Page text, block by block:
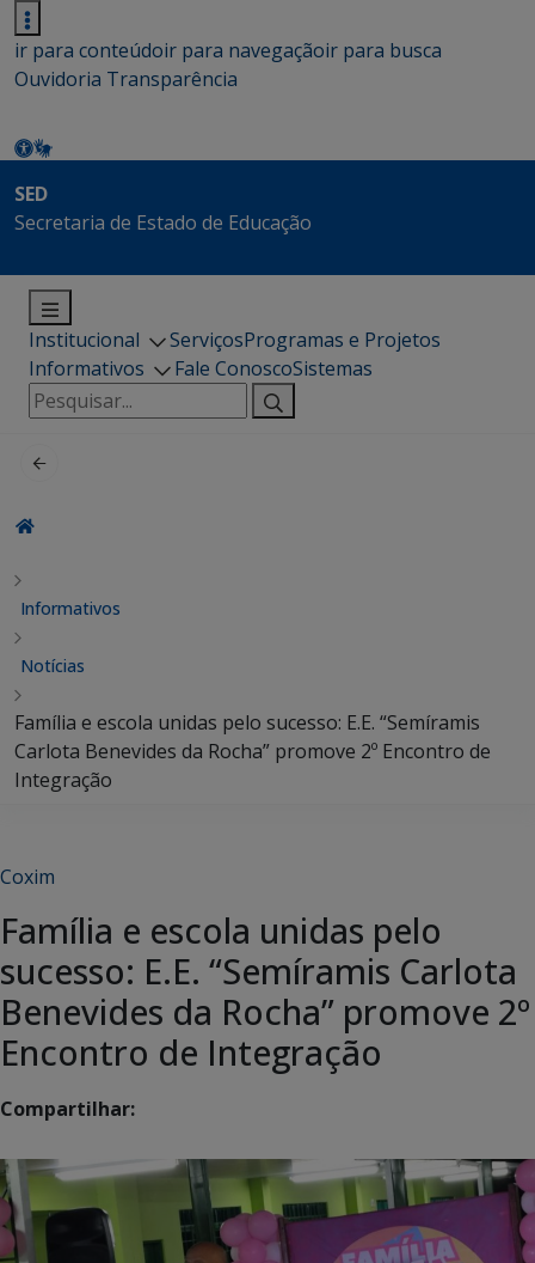
ir para conteúdoir para navegaçãoir para busca
Ouvidoria Transparência
SED
Secretaria de Estado de Educação
Institucional ServiçosProgramas e Projetos
Informativos
Fale ConoscoSistemas
Pesquisar
por:
Informativos
Notícias
Família e escola unidas pelo sucesso: E.E. “Semíramis
Carlota Benevides da Rocha” promove 2º Encontro de
Integração
Coxim
Família e escola unidas pelo
sucesso: E.E. “Semíramis Carlota
Benevides da Rocha” promove 2º
Encontro de Integração
Compartilhar: